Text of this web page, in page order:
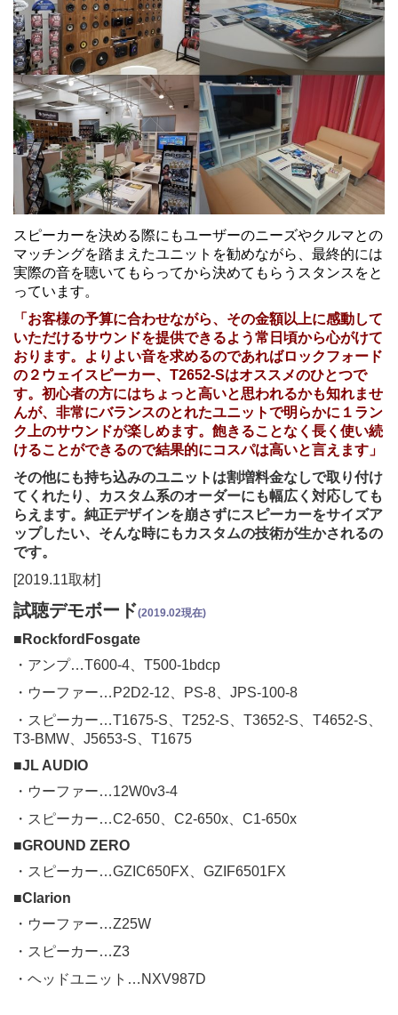
スピーカーを決める際にもユーザーのニーズやクルマとの
マッチングを踏まえたユニットを勧めながら、最終的には
実際の音を聴いてもらってから決めてもらうスタンスをと
っています。
「お客様の予算に合わせながら、その金額以上に感動して
いただけるサウンドを提供できるよう常日頃から心がけて
おります。よりよい音を求めるのであればロックフォード
の２ウェイスピーカー、T2652-Sはオススメのひとつで
す。初心者の方にはちょっと高いと思われるかも知れませ
んが、非常にバランスのとれたユニットで明らかに１ラン
ク上のサウンドが楽しめます。飽きることなく長く使い続
けることができるので結果的にコスパは高いと言えます」
その他にも持ち込みのユニットは割増料金なしで取り付け
てくれたり、カスタム系のオーダーにも幅広く対応しても
らえます。純正デザインを崩さずにスピーカーをサイズア
ップしたい、そんな時にもカスタムの技術が生かされるの
です。
[2019.11取材]
試聴デモボード(2019.02現在)
■RockfordFosgate
・アンプ…T600-4、T500-1bdcp
・ウーファー…P2D2-12、PS-8、JPS-100-8
・スピーカー…T1675-S、T252-S、T3652-S、T4652-S、
T3-BMW、J5653-S、T1675
■JL AUDIO
・ウーファー…12W0v3-4
・スピーカー…C2-650、C2-650x、C1-650x
■GROUND ZERO
・スピーカー…GZIC650FX、GZIF6501FX
■Clarion
・ウーファー…Z25W
・スピーカー…Z3
・ヘッドユニット…NXV987D